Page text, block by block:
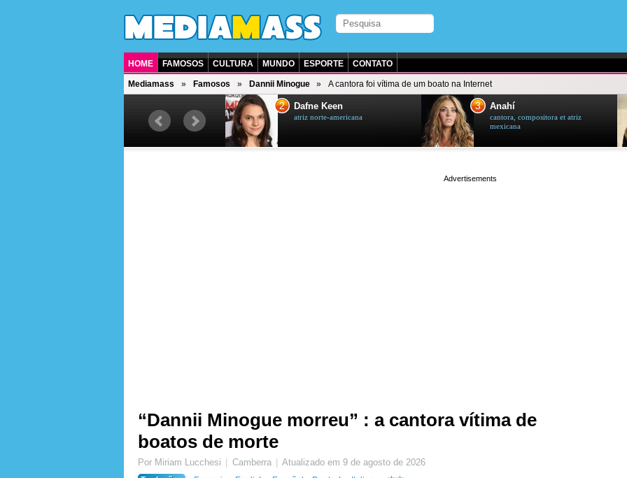
HOME FAMOSOS CULTURA MUNDO ESPORTE CONTATO
Mediamass Famosos Dannii Minogue A cantora foi vítima de um boato na Internet
2 Dafne Keen
atriz norte-americana
3 Anahí
cantora, compositora et atriz
mexicana
“Dannii Minogue morreu” : a cantora vítima de
boatos de morte
Por Miriam Lucchesi Camberra Atualizado em9 de agosto de 2026